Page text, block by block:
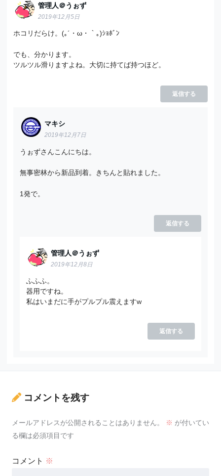
管理人＠うぉず
2019年12月5日
ホコリだらけ。(｡´・ω・｀｡)ｼｮﾎﾞﾝ
でも、分かります。
ツルツル滑りますよね。大切に持てば持つほど。
返信する
マキシ
2019年12月7日
うぉずさんこんにちは。
無事密林から新品到着。きちんと貼れました。
1発で。
返信する
管理人＠うぉず
2019年12月8日
ふふふ。
器用ですね。
私はいまだに手がプルプル震えますw
返信する
コメントを残す
メールアドレスが公開されることはありません。 ※ が付いてい
る欄は必須項目です
コメント ※